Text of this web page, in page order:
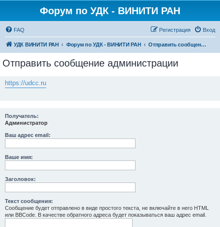
Форум по УДК - ВИНИТИ РАН
FAQ Вход
Регистрация
УДК ВИНИТИ РАН Форум по УДК - ВИНИТИ РАН Отправить сообщение администрации
Отправить сообщение администрации
https://udcc.ru
Получатель:
Администратор
Ваш адрес email:
Ваше имя:
Заголовок:
Текст сообщения:
Сообщение будет отправлено в виде простого текста, не включайте в него HTML
или BBCode. В качестве обратного адреса будет показываться ваш адрес email.